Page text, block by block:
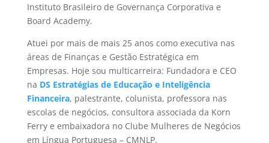
Instituto Brasileiro de Governança Corporativa e
Board Academy.
Atuei por mais de mais 25 anos como executiva nas
áreas de Finanças e Gestão Estratégica em
Empresas. Hoje sou multicarreira: Fundadora e CEO
na DS Estratégias de Educação e Inteligência
Financeira, palestrante, colunista, professora nas
escolas de negócios, consultora associada da Korn
Ferry e embaixadora no Clube Mulheres de Negócios
em Língua Portuguesa – CMNLP.